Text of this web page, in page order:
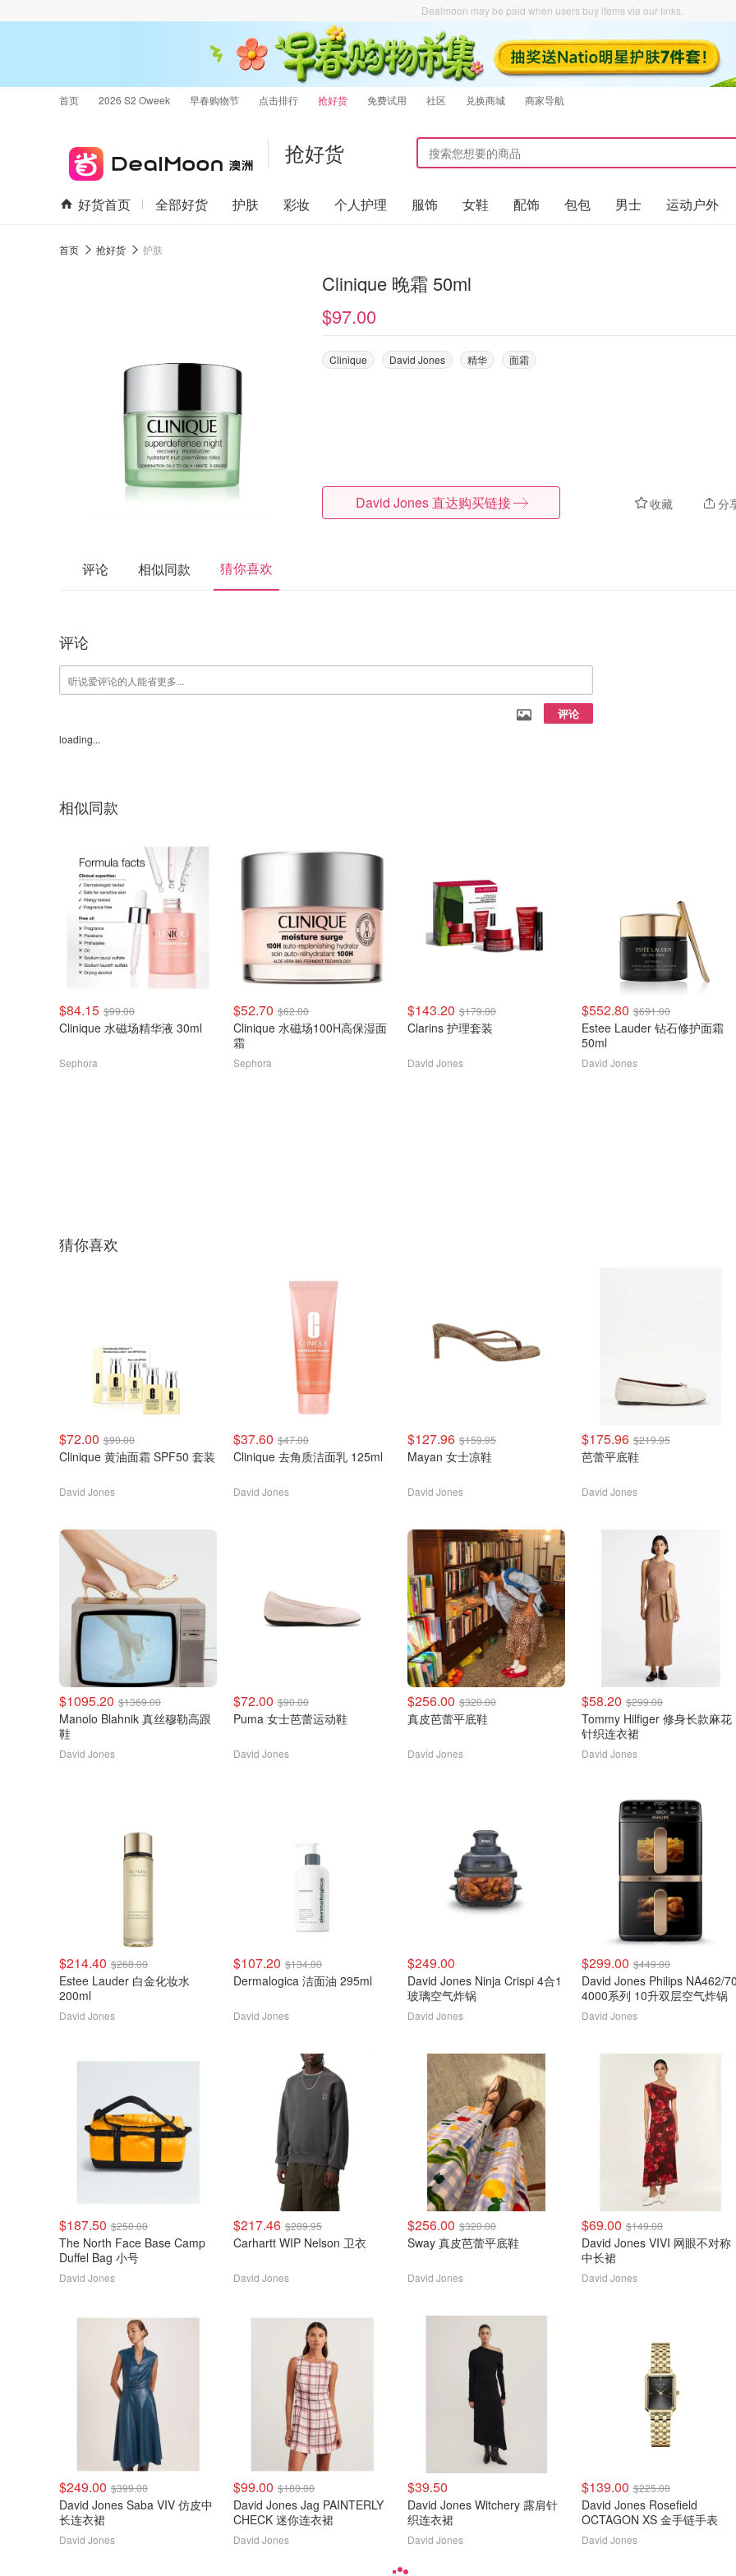
Dealmoon may be paid when users buy items via our links.
首页 2026 S2 Oweek 早春购物节 点击排行 抢好货 免费试用 社区 兑换商城 商家导航
抢好货
好货首页 全部好货 护肤 彩妆 个人护理 服饰 女鞋 配饰 包包 男士 运动户外
首页 抢好货 护肤
Clinique 晚霜 50ml
$97.00
Clinique David Jones 精华 面霜
收藏 分
David Jones 直达购买链接
评论 相似同款 猜你喜欢
评论
评论
loading...
相似同款
$84.15 $99.00
Clinique 水磁场精华液 30ml
Sephora
$52.70 $62.00
Clinique 水磁场100H高保湿面
霜
Sephora
$143.20 $179.00
Clarins 护理套装
David Jones
$552.80 $691.00
Estee Lauder 钻石修护面霜
50ml
David Jones
猜你喜欢
$72.00 $90.00
Clinique 黄油面霜 SPF50 套装
David Jones
$37.60 $47.00
Clinique 去角质洁面乳 125ml
David Jones
$127.96 $159.95
Mayan 女士凉鞋
David Jones
$175.96 $219.95
芭蕾平底鞋
David Jones
$1095.20 $1369.00
Manolo Blahnik 真丝穆勒高跟
鞋
David Jones
$72.00 $90.00
Puma 女士芭蕾运动鞋
David Jones
$256.00 $320.00
真皮芭蕾平底鞋
David Jones
$58.20 $299.00
Tommy Hilfiger 修身长款麻花
针织连衣裙
David Jones
$214.40 $268.00
Estee Lauder 白金化妆水
200ml
David Jones
$107.20 $134.00
Dermalogica 洁面油 295ml
David Jones
$249.00
David Jones Ninja Crispi 4合1
玻璃空气炸锅
David Jones
$299.00 $449.00
David Jones Philips NA462/
4000系列 10升双层空气炸锅
David Jones
$187.50 $250.00
The North Face Base Camp
Duffel Bag 小号
David Jones
$217.46 $289.95
Carhartt WIP Nelson 卫衣
David Jones
$256.00 $320.00
Sway 真皮芭蕾平底鞋
David Jones
$69.00 $149.00
David Jones VIVI 网眼不对称
中长裙
David Jones
$249.00 $399.00
David Jones Saba VIV 仿皮中
长连衣裙
David Jones
$99.00 $180.00
David Jones Jag PAINTERLY
CHECK 迷你连衣裙
David Jones
$39.50
David Jones Witchery 露肩针
织连衣裙
David Jones
$139.00 $225.00
David Jones Rosefield
OCTAGON XS 金手链手表
David Jones